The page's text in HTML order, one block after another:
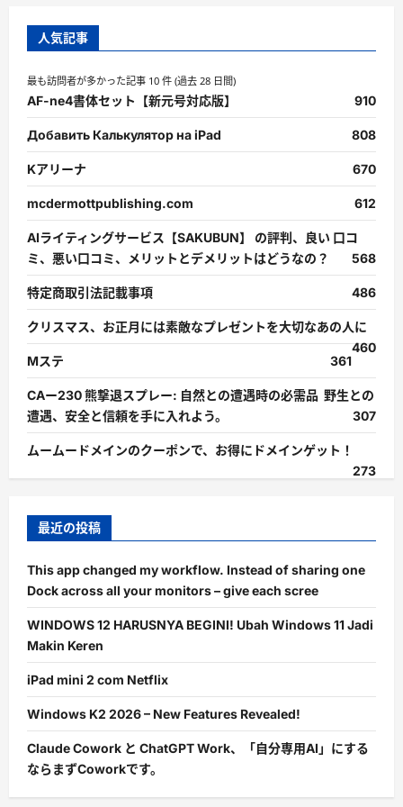
人気記事
最も訪問者が多かった記事 10 件 (過去 28 日間)
AF-ne4書体セット【新元号対応版】 910
Добавить Калькулятор на iPad 808
Kアリーナ 670
mcdermottpublishing.com 612
AIライティングサービス【SAKUBUN】 の評判、良い 口コ
ミ、悪い口コミ、メリットとデメリットはどうなの？
568
特定商取引法記載事項 486
クリスマス、お正月には素敵なプレゼントを大切なあの人に
460
Mステ
361
CAー230 熊撃退スプレー: 自然との遭遇時の必需品 野生との
遭遇、安全と信頼を手に入れよう。
307
ムームードメインのクーポンで、お得にドメインゲット！
273
最近の投稿
This app changed my workflow. Instead of sharing one
Dock across all your monitors – give each scree
WINDOWS 12 HARUSNYA BEGINI! Ubah Windows 11 Jadi
Makin Keren
iPad mini 2 com Netflix
Windows K2 2026 – New Features Revealed!
Claude Cowork と ChatGPT Work、「自分専用AI」にする
ならまずCoworkです。